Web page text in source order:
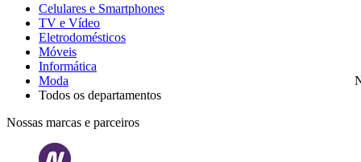
Celulares e Smartphones
TV e Vídeo
Eletrodomésticos
Móveis
Informática
Moda
Todos os departamentos
Nossas marcas e parceiros